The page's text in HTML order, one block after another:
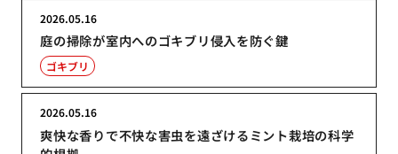
庭の掃除が室内へのゴキブリ侵入を防ぐ鍵
2026.05.16
ゴキブリ
爽快な香りで不快な害虫を遠ざけるミント栽培の科学
2026.05.16